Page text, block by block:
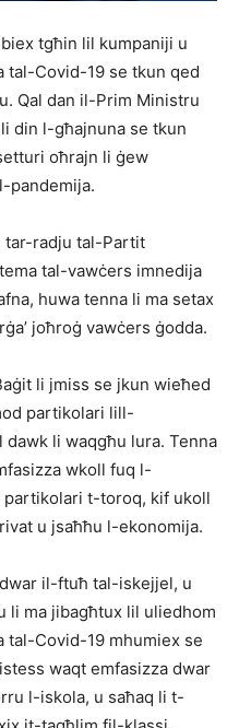
tgħin lil kumpaniji u
Covid-19 se tkun qed
Qal dan il-Prim Ministru
din l-għajnuna se tkun
oħrajn li ġew
pandemija.
tar-radju tal-Partit
tal-vawċers imnedija
huwa tenna li ma setax
joħroġ vawċers ġodda.
li jmiss se jkun wieħed
partikolari lill-
li waqgħu lura. Tenna
wkoll fuq l-
partikolari t-toroq, kif ukoll
u jsaħħu l-ekonomija.
il-ftuħ tal-iskejjel, u
li ma jibagħtux lil uliedhom
tal-Covid-19 mhumiex se
waqt emfasizza dwar
l-iskola, u saħaq li t-